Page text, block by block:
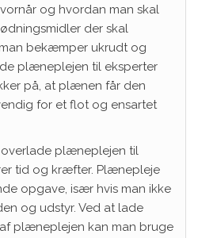
og hvordan man skal
der skal
bekæmper ukrudt og
plæneplejen til eksperter
på, at plænen får den
for et flot og ensartet
plæneplejen til
tid og kræfter. Plænepleje
opgave, især hvis man ikke
og udstyr. Ved at lade
plæneplejen kan man bruge